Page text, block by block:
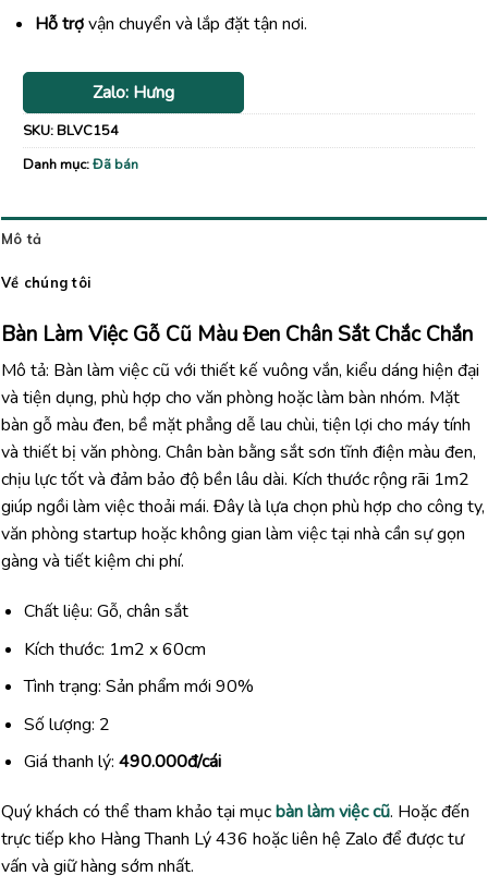
Hỗ trợvận chuyển và lắp đặt tận nơi.
Zalo: Hưng
SKU:BLVC154
Danh mục:Đã bán
Mô tả
Về chúng tôi
Bàn Làm Việc Gỗ Cũ Màu Đen Chân Sắt Chắc Chắn
Mô tả: Bàn làm việc cũ với thiết kế vuông vắn, kiểu dáng hiện đại
và tiện dụng, phù hợp cho văn phòng hoặc làm bàn nhóm. Mặt
bàn gỗ màu đen, bề mặt phẳng dễ lau chùi, tiện lợi cho máy tính
và thiết bị văn phòng. Chân bàn bằng sắt sơn tĩnh điện màu đen,
chịu lực tốt và đảm bảo độ bền lâu dài. Kích thước rộng rãi 1m2
giúp ngồi làm việc thoải mái. Đây là lựa chọn phù hợp cho công ty,
văn phòng startup hoặc không gian làm việc tại nhà cần sự gọn
gàng và tiết kiệm chi phí.
Chất liệu: Gỗ, chân sắt
Kích thước: 1m2 x 60cm
Tình trạng: Sản phẩm mới 90%
Số lượng: 2
Giá thanh lý: 490.000đ/cái
Quý khách có thể tham khảo tại mụcbàn làm việc cũ. Hoặc đến
trực tiếp kho Hàng Thanh Lý 436 hoặc liên hệ Zalo để được tư
vấn và giữ hàng sớm nhất.